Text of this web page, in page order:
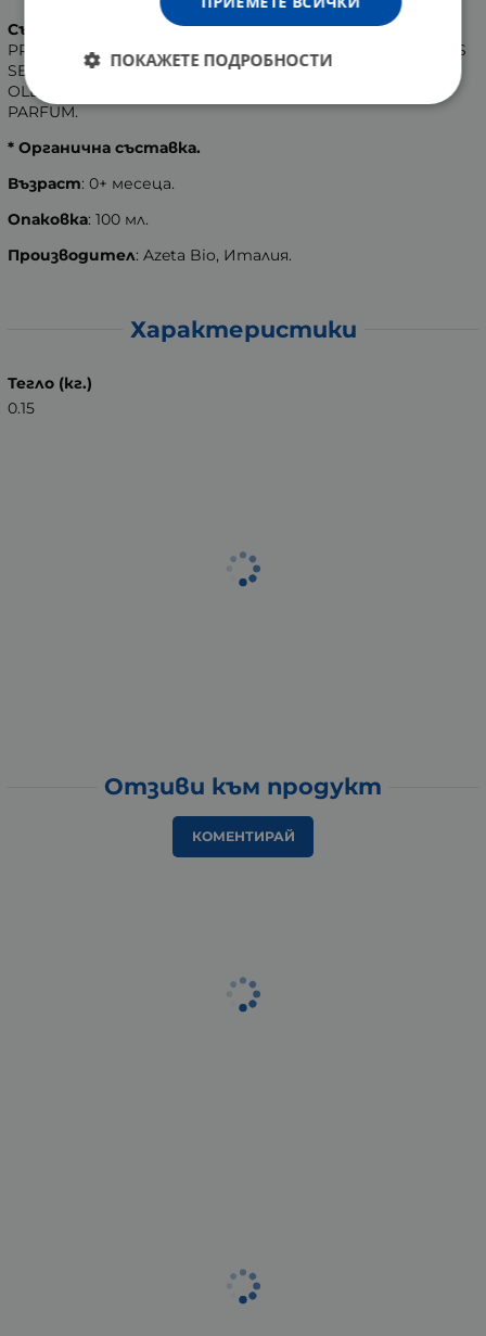
Състав
PRUNUS AMYGDALUS DULCIS OIL; PLUKENETIA VOLUBILIS
SEED OIL; TOCOPHEROL; BUTYROSPERMUM PARKII OIL;
OLEA EUROPAEA FRUIT OIL*; ORYZA SATIVA BRAN OIL;
PARFUM.
* Органична съставка.
Възраст: 0+ месеца.
Опаковка: 100 мл.
Производител: Azeta Bio, Италия.
Характеристики
Тегло (кг.)
0.15
Отзиви към продукт
КОМЕНТИРАЙ
ПОКАЖЕТЕ ПОДРОБНОСТИ